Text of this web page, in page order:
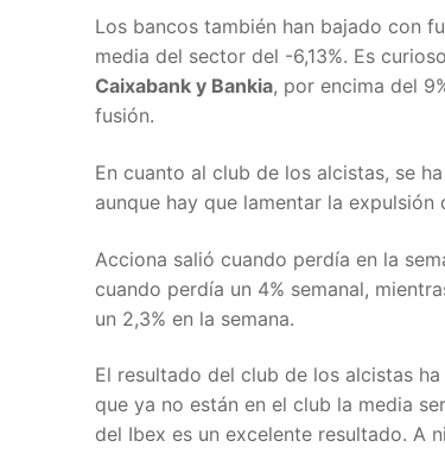
Los bancos también han bajado con
media del sector del -6,13%. Es
Caixabank y Bankia, por encima del
fusión.
En cuanto al club de los alcistas, se
aunque hay que lamentar la
Acciona salió cuando perdía en la
cuando perdía un 4% semanal,
un 2,3% en la semana.
El resultado del club de los alcistas
que ya no están en el club la media
del Ibex es un excelente resultado. A